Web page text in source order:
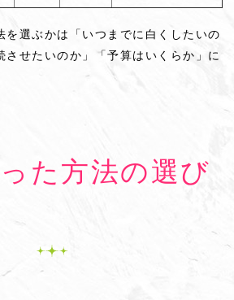
を選ぶかは「いつまでに白くしたいの
させたいのか」「予算はいくらか」に
た方法の選び